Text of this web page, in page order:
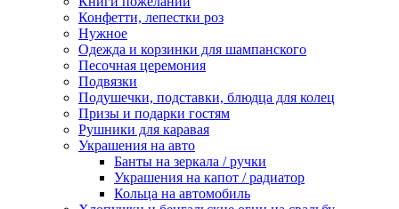
Конфетти, лепестки роз
Нужное
Одежда и корзинки для шампанского
Песочная церемония
Подвязки
Подушечки, подставки, блюдца для колец
Призы и подарки гостям
Рушники для каравая
Украшения на авто
Банты на зеркала / ручки
Украшения на капот / радиатор
Кольца на автомобиль